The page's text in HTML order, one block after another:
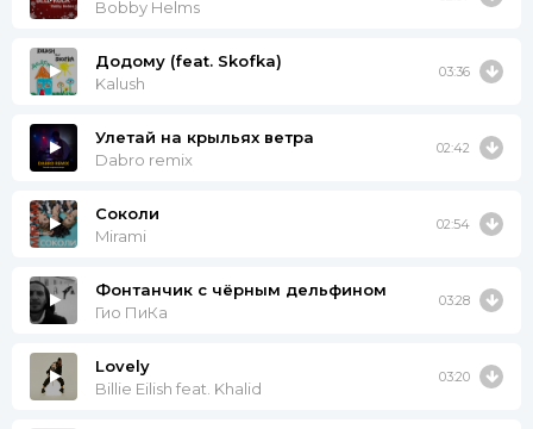
(Не гася свет)
(И твой запах с меня смоет ливень, смоет ливень, смоет
ливень
На-все-гда)
В начале было слово, а потом крик
В начале было круто, а теперь нет
И я уйду под утро не гася свет
Bobby Helms
Додому (feat. Skofka)
Kalush
03:36
Улетай на крыльях ветра
Dabro remix
02:42
Соколи
Mirami
02:54
Фонтанчик с чёрным дельфином
Гио ПиКа
03:28
Lovely
Billie Eilish feat. Khalid
03:20